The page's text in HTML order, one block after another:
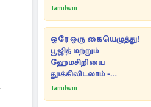
அம்பலமாகவுள்ள ரகசியம்
Tamilwin
ஒரே ஒரு கையெழுத்து!
பூஜித் மற்றும்
ஹேமசிறியை
தூக்கிலிடலாம் -
அநுரவுக்குச் சென்ற
Tamilwin